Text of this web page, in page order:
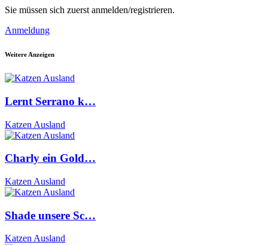
Sie müssen sich zuerst anmelden/registrieren.
Anmeldung
Weitere Anzeigen
Lernt Serrano k…
Katzen Ausland
Charly ein Gold…
Katzen Ausland
Shade unsere Sc…
Katzen Ausland